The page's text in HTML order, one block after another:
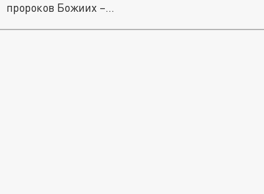
пророков Божиих –...